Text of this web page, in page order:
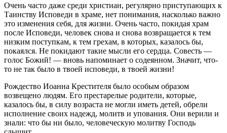
Очень часто даже среди христиан, регулярно приступающих к
Таинству Исповеди в храме, нет понимания, насколько важно
это изменения себя, для жизни. Очень часто, покидая храм
после Исповеди, человек снова и снова возвращается к тем
низким поступкам, к тем грехам, в которых, казалось бы,
покаялся. Не покидают такие мысли его сердца. Совесть —
голос Божий! — вновь напоминает о содеянном. Значит, что-
то не так было в твоей исповеди, в твоей жизни!
Рождество Иоанна Крестителя было особым образом
возвещено людям. Его престарелые родители, которые,
казалось бы, в силу возраста не могли иметь детей, обрели
исполнение своих надежд, молитв и упования. Они верили и
знали: что бы ни было, человеческую молитву Господь